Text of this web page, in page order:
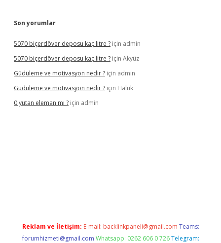
Son yorumlar
5070 biçerdöver deposu kaç litre ? için admin
5070 biçerdöver deposu kaç litre ? için Akyüz
Güdüleme ve motivasyon nedir ? için admin
Güdüleme ve motivasyon nedir ? için Haluk
0 yutan eleman mı ? için admin
Reklam ve İletişim: E-mail: backlinkpaneli@gmail.com Teams:
forumhizmeti@gmail.com Whatsapp: 0262 606 0 726 Telegram: